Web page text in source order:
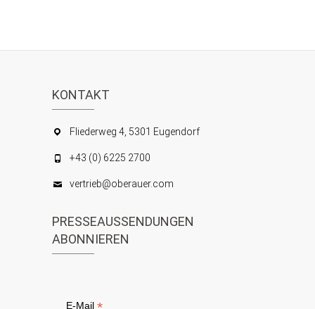
KONTAKT
Fliederweg 4, 5301 Eugendorf
+43 (0) 6225 2700
vertrieb@oberauer.com
PRESSEAUSSENDUNGEN
ABONNIEREN
E-Mail